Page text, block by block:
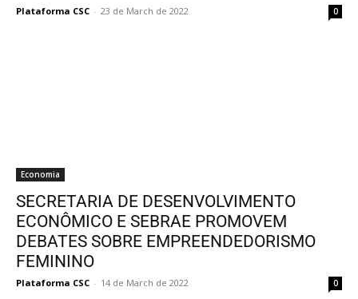
Plataforma CSC - 23 de March de 2022 0
Economia
SECRETARIA DE DESENVOLVIMENTO
ECONÔMICO E SEBRAE PROMOVEM
DEBATES SOBRE EMPREENDEDORISMO
FEMININO
Plataforma CSC - 14 de March de 2022 0